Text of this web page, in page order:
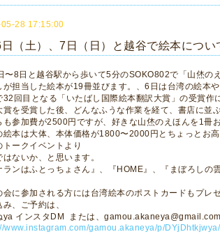
28 17:15:00
（土）、7日（日）と越谷で絵本につい
〜8日と越谷駅から歩いて5分のSOKO802で「山烋の
が担当した絵本が19冊並びます。、6日は台湾の絵本
32回目となる「いたばし国際絵本翻訳大賞」の受賞
賞を受賞した後、どんなふうな作業を経て、書店に並
も参加費が2500円ですが、好きな山烋のえほんを1冊
絵本は大体、本体価格が1800〜2000円とちょっとお
トークイベントより
はないか、と思います。
ンはふとっちょさん』、『HOME』、『まぼろしの
会に参加される方には台湾絵本のポストカードもプレ
、ご予約は、
ya インスタDM または、gamou.akaneya@gmail.com
www.instagram.com/gamou.akaneya/p/DYjDhtkjwya/